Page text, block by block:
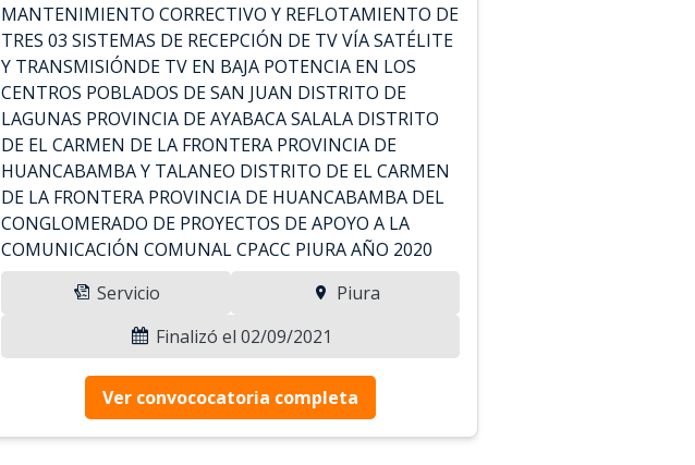
MANTENIMIENTO CORRECTIVO Y REFLOTAMIENTO DE
TRES 03 SISTEMAS DE RECEPCIÓN DE TV VÍA SATÉLITE
Y TRANSMISIÓNDE TV EN BAJA POTENCIA EN LOS
CENTROS POBLADOS DE SAN JUAN DISTRITO DE
LAGUNAS PROVINCIA DE AYABACA SALALA DISTRITO
DE EL CARMEN DE LA FRONTERA PROVINCIA DE
HUANCABAMBA Y TALANEO DISTRITO DE EL CARMEN
DE LA FRONTERA PROVINCIA DE HUANCABAMBA DEL
CONGLOMERADO DE PROYECTOS DE APOYO A LA
COMUNICACIÓN COMUNAL CPACC PIURA AÑO 2020
Servicio
Piura
Finalizó el 02/09/2021
Ver convococatoria completa